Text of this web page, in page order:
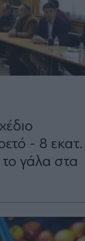
- 8 εκατ.
το γάλα στα